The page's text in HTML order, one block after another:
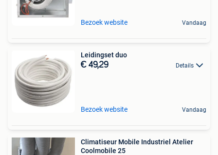
Bezoek website Vandaag
Leidingset duo
€ 49,29 Details
Bezoek website Vandaag
Climatiseur Mobile Industriel Atelier
Coolmobile 25